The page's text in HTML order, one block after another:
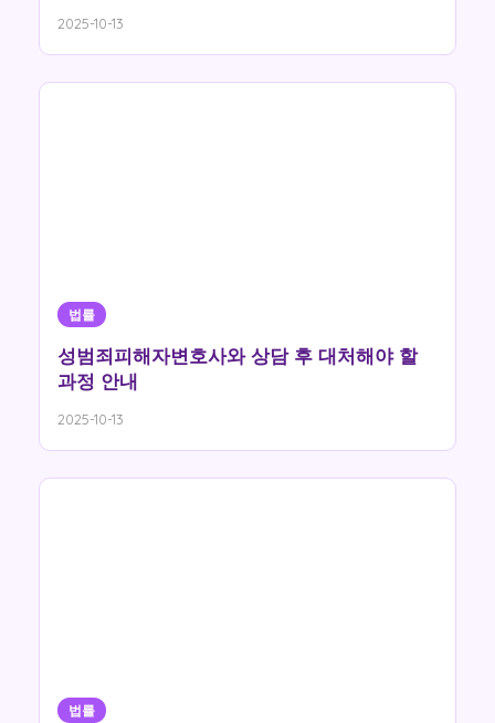
2025-10-13
법률
성범죄피해자변호사와 상담 후 대처해야 할
과정 안내
2025-10-13
법률